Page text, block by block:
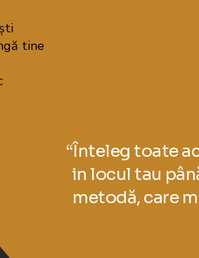
tine
“Înteleg toate
in locul tau
metodă, care